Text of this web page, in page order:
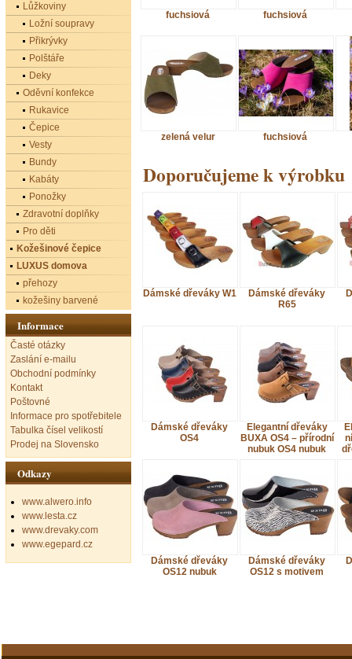
fuchsiová fuchsiová
zelená velur fuchsiová
Doporučujeme k výrobku
Dámské dřeváky W1
Dámské dřeváky
R65
Dámské dřeváky
OS4
Elegantní dřeváky
BUXA OS4 – přírodní
nubuk OS4 nubuk
Dámské dřeváky
OS12 nubuk
Dámské dřeváky
OS12 s motivem
Lůžkoviny
Ložní soupravy
Přikrývky
Polštáře
Deky
Oděvní konfekce
Rukavice
Čepice
Vesty
Bundy
Kabáty
Ponožky
Zdravotní doplňky
Pro děti
Kožešinové čepice
LUXUS domova
přehozy
kožešiny barvené
Informace
Časté otázky
Zaslání e-mailu
Obchodní podmínky
Kontakt
Poštovné
Informace pro spotřebitele
Tabulka čísel velikostí
Prodej na Slovensko
Odkazy
www.alwero.info
www.lesta.cz
www.drevaky.com
www.egepard.cz